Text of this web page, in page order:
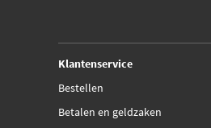
Klantenservice
Bestellen
Betalen en geldzaken